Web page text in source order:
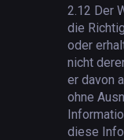
2.12 Der
die
oder
nicht
er davon
ohne
diese